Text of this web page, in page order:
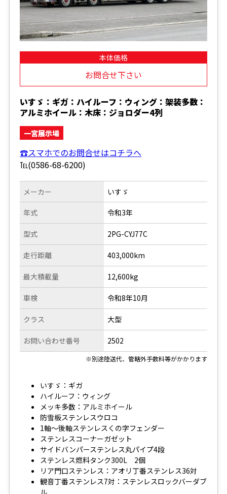
本体価格
お問合せ下さい
いすゞ：ギガ：ハイルーフ：ウィング：架装多数：
アルミホイール：木床：ジョロダー4列
一宮展示場
☎スマホでのお問合せはコチラへ
℡(0586-68-6200)
メーカー
年式
型式
走行距離
いすゞ
令和3年
2PG-CYJ77C
403,000km
最大積載量
車検
クラス
お問い合わせ番号
12,600kg
令和8年10月
大型
2502
※別途陸送代、管轄外手数料等がかかります
いすゞ：ギガ
ハイルーフ：ウィング
メッキ多数：アルミホイール
防雪板ステンレスウロコ
1軸～後軸ステンレスくの字フェンダー
ステンレスコーナーガゼット
サイドバンパーステンレス丸パイプ4段
ステンレス燃料タンク300L 2個
リア門口ステンレス：アオリ丁番ステンレス36対
観音丁番ステンレス7対：ステンレスロックバーダブ